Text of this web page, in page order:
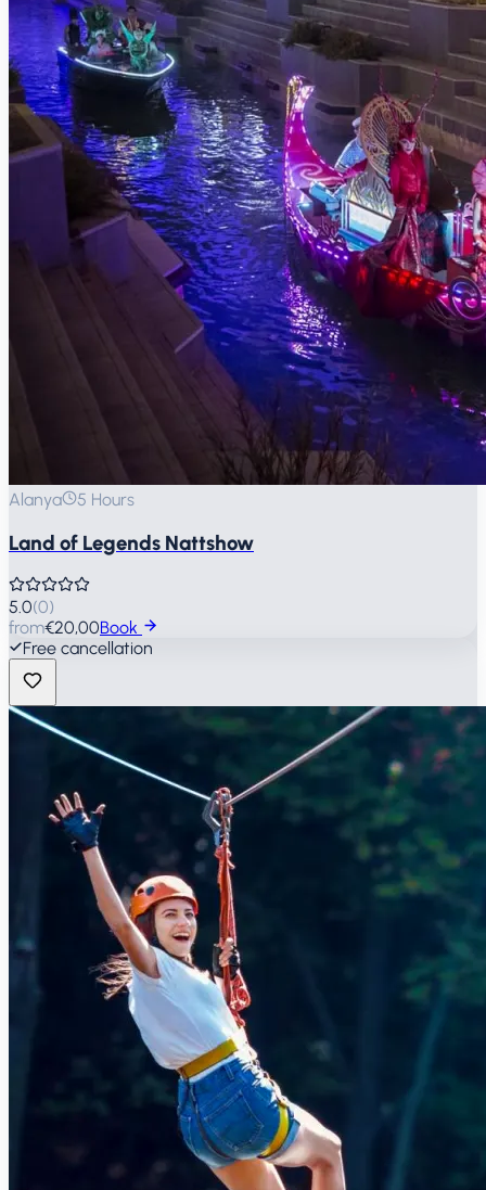
Alanya 5 Hours
Land of Legends Nattshow
5.0(0)
from€20,00Book
Free cancellation